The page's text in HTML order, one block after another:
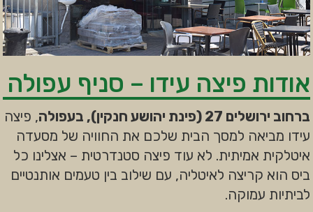
אודות פיצה עידו – סניף עפולה
ברחוב ירושלים 27 (פינת יהושע חנקין), בעפולה
, פיצה
עידו מביאה למסך הבית שלכם את החוויה של מסעדה
איטלקית אמיתית. לא עוד פיצה סטנדרטית – אצלינו כל
ביס הוא קריצה לאיטליה, עם שילוב בין טעמים אותנטיים
לביתיות עמוקה.